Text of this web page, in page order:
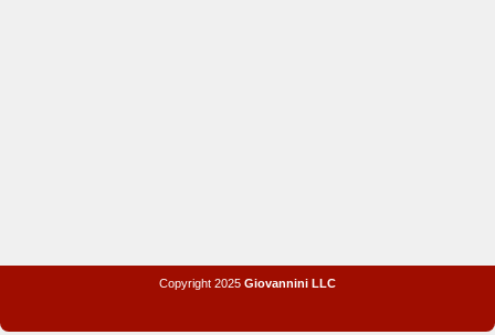
Copyright 2025 Giovannini LLC